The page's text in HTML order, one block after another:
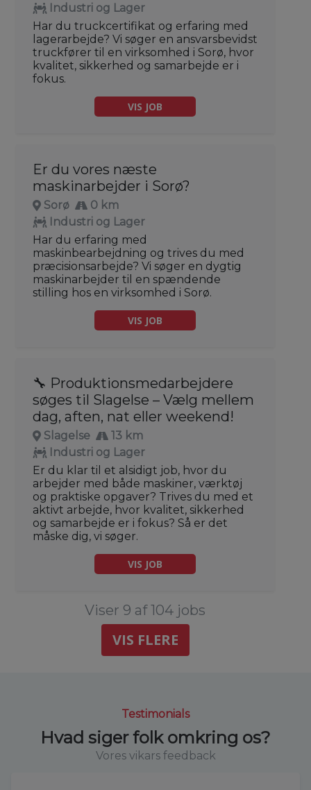
Industri og Lager
Har du truckcertifikat og erfaring med
lagerarbejde? Vi søger en ansvarsbevidst
truckfører til en virksomhed i Sorø, hvor
kvalitet, sikkerhed og samarbejde er i
fokus.
VIS JOB
Er du vores næste
maskinarbejder i Sorø?
Sorø
0 km
Industri og Lager
Har du erfaring med
maskinbearbejdning og trives du med
præcisionsarbejde? Vi søger en dygtig
maskinarbejder til en spændende
stilling hos en virksomhed i Sorø.
VIS JOB
🔧 Produktionsmedarbejdere
søges til Slagelse – Vælg mellem
dag, aften, nat eller weekend!
Slagelse
13 km
Industri og Lager
Er du klar til et alsidigt job, hvor du
arbejder med både maskiner, værktøj
og praktiske opgaver? Trives du med et
aktivt arbejde, hvor kvalitet, sikkerhed
og samarbejde er i fokus? Så er det
måske dig, vi søger.
VIS JOB
Viser 9 af 104 jobs
VIS FLERE
Testimonials
Hvad siger folk omkring os?
Vores vikars feedback